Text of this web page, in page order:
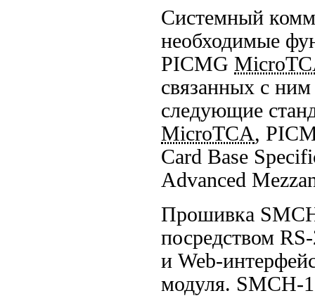
Системный
необходимые
PICMG
связанных с
следующие
MicroTCA,
Card Base
Advanced
Прошивка
посредством
и Web-
модуля. SMCH-